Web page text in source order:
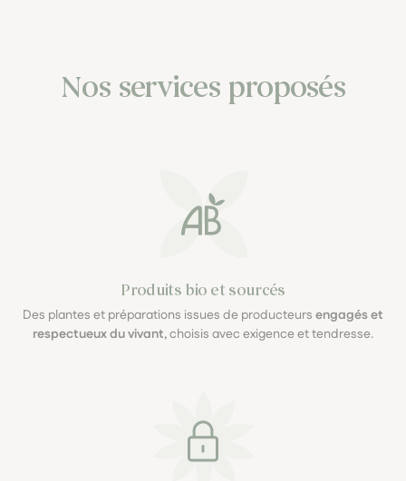
Nos services proposés
Produits bio et sourcés
Des plantes et préparations issues de producteurs engagés et
respectueux du vivant, choisis avec exigence et tendresse.